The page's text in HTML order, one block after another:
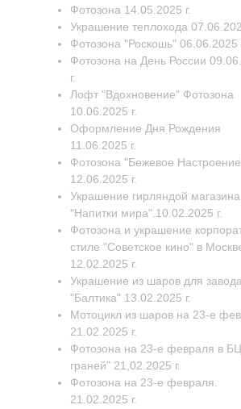
Фотозона 14.05.2025 г.
Украшение теплохода
Фотозона "Роскошь" 06.06.2025
Фотозона на День России
г.
Лофт "Вдохновение" Фотозона
10.06.2025 г.
Оформление Дня Рождения
11.06.2025 г.
Фотозона "Бежевое
12.06.2025 г.
Украшение гирляндой магазина
"Напитки мира".10.02.2025 г.
Фотозона и украшение
стиле "Советское кино" в
12.02.2025 г.
Украшение из шаров для завода
"Балтика" 13.02.2025 г.
Мотоцикл из шаров на 23-е
21.02.2025 г.
Фотозона на 23-е февраля в
граней" 21,02.2025 г.
Фотозона на 23-е февраля.
21.02.2025 г.